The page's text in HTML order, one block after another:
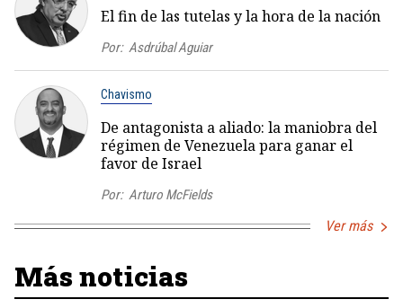
El fin de las tutelas y la hora de la nación
Por: Asdrúbal Aguiar
Chavismo
De antagonista a aliado: la maniobra del
régimen de Venezuela para ganar el
favor de Israel
Por: Arturo McFields
Ver más
Más noticias